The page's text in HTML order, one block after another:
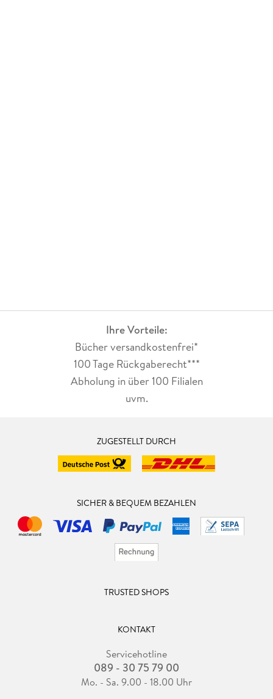
Ihre Vorteile:
Bücher versandkostenfrei*
100 Tage Rückgaberecht***
Abholung in über 100 Filialen
uvm.
ZUGESTELLT DURCH
SICHER & BEQUEM BEZAHLEN
TRUSTED SHOPS
KONTAKT
Servicehotline
089 - 30 75 79 00
Mo. - Sa. 9.00 - 18.00 Uhr